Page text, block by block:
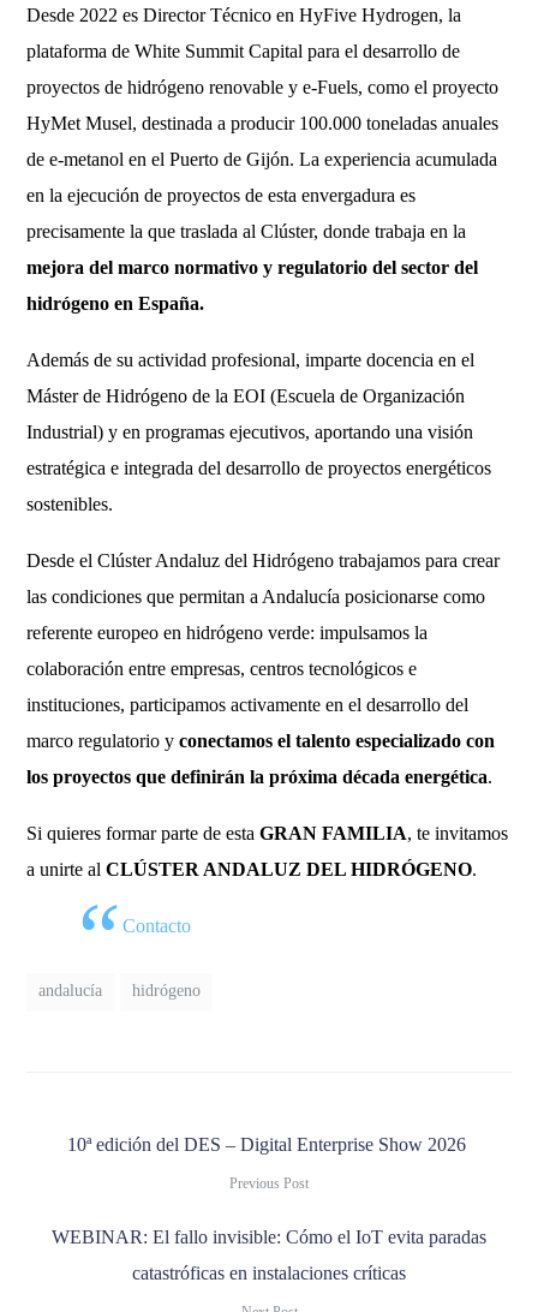
Desde 2022 es Director Técnico en HyFive Hydrogen, la
plataforma de White Summit Capital para el desarrollo de
proyectos de hidrógeno renovable y e-Fuels, como el proyecto
HyMet Musel, destinada a producir 100.000 toneladas anuales
de e-metanol en el Puerto de Gijón. La experiencia acumulada
en la ejecución de proyectos de esta envergadura es
precisamente la que traslada al Clúster, donde trabaja en la
mejora del marco normativo y regulatorio del sector del
hidrógeno en España.
Además de su actividad profesional, imparte docencia en el
Máster de Hidrógeno de la EOI (Escuela de Organización
Industrial) y en programas ejecutivos, aportando una visión
estratégica e integrada del desarrollo de proyectos energéticos
sostenibles.
Desde el Clúster Andaluz del Hidrógeno trabajamos para crear
las condiciones que permitan a Andalucía posicionarse como
referente europeo en hidrógeno verde: impulsamos la
colaboración entre empresas, centros tecnológicos e
instituciones, participamos activamente en el desarrollo del
marco regulatorio yconectamos el talento especializado con
los proyectos que definirán la próxima década energética.
Si quieres formar parte de estaGRAN FAMILIA, te invitamos
a unirte alCLÚSTER ANDALUZ DEL HIDRÓGENO.
Contacto
andalucía hidrógeno
10ª edición del DES – Digital Enterprise Show 2026
Previous Post
WEBINAR: El fallo invisible: Cómo el IoT evita paradas
catastróficas en instalaciones críticas